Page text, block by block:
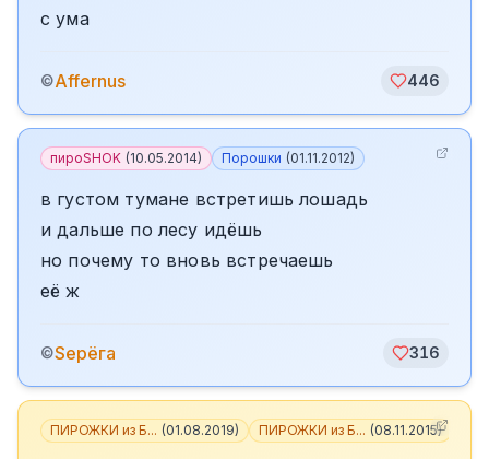
с ума
©Affernus 446
пироSHOK (10.05.2014) Порошки (01.11.2012)
в густом тумане встретишь лошадь
и дальше по лесу идёшь
но почему то вновь встречаешь
её ж
©Sерёга 316
ПИРОЖКИ из Б... (01.08.2019) ПИРОЖКИ из Б... (08.11.2015)